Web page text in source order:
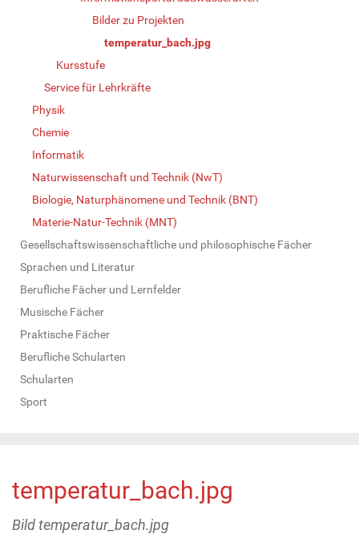
Bilder zu Projekten
temperatur_bach.jpg
Kursstufe
Service für Lehrkräfte
Physik
Chemie
Informatik
Naturwissenschaft und Technik (NwT)
Biologie, Naturphänomene und Technik (BNT)
Materie-Natur-Technik (MNT)
Gesellschaftswissenschaftliche und philosophische Fächer
Sprachen und Literatur
Berufliche Fächer und Lernfelder
Musische Fächer
Praktische Fächer
Berufliche Schularten
Schularten
Sport
temperatur_bach.jpg
Bild temperatur_bach.jpg